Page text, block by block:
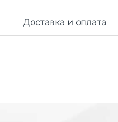
Доставка и оплата